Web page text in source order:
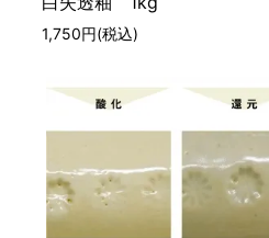
1,750円(税込)